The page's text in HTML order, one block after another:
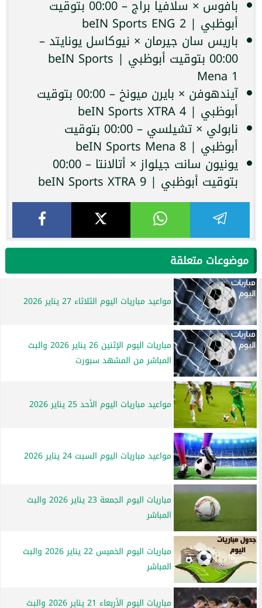
بافوس × سلافيا براج – 00:00 بتوقيت
أبوظبي | beIN Sports ENG 2
باريس سان جيرمان × نيوكاسل يونايتد –
00:00 بتوقيت أبوظبي | beIN Sports
Mena 1
آيندهوفن × بايرن ميونخ – 00:00 بتوقيت
أبوظبي | beIN Sports XTRA 4
نابولي × تشيلسي – 00:00 بتوقيت
أبوظبي | beIN Sports Mena 8
يونيون سانت جيلواز × أتالانتا – 00:00
بتوقيت أبوظبي | beIN Sports XTRA 9
موضوعات متعلقة
مواعيد مباريات اليوم الثلاثاء 27 يناير 2026
مباريات اليوم الإثنين 26 يناير 2026 والبث
المباشر من المشهد سبورت
مواعيد مباريات اليوم الأحد 25 يناير 2026
مواعيد مباريات اليوم السبت 24 يناير 2026
مباريات اليوم الجمعة 23 يناير 2026 والبث
المباشر
مباريات اليوم الخميس 22 يناير 2026 والبث
المباشر
مباريات اليوم الأربعاء 21 يناير 2026 والبث